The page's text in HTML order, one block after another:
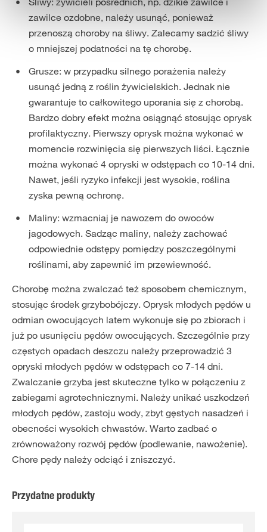
zawilce ozdobne, należy usunąć, ponieważ
przenoszą choroby na śliwy. Zalecamy sadzić śliwy
o mniejszej podatności na tę chorobę.
Grusze: w przypadku silnego porażenia należy
usunąć jedną z roślin żywicielskich. Jednak nie
gwarantuje to całkowitego uporania się z chorobą.
Bardzo dobry efekt można osiągnąć stosując oprysk
profilaktyczny. Pierwszy oprysk można wykonać w
momencie rozwinięcia się pierwszych liści. Łącznie
można wykonać 4 opryski w odstępach co 10-14 dni.
Nawet, jeśli ryzyko infekcji jest wysokie, roślina
zyska pewną ochronę.
Maliny: wzmacniaj je nawozem do owoców
jagodowych. Sadząc maliny, należy zachować
odpowiednie odstępy pomiędzy poszczególnymi
roślinami, aby zapewnić im przewiewność.
Chorobę można zwalczać też sposobem chemicznym,
stosując środek grzybobójczy. Oprysk młodych pędów u
odmian owocujących latem wykonuje się po zbiorach i
już po usunięciu pędów owocujących. Szczególnie przy
częstych opadach deszczu należy przeprowadzić 3
opryski młodych pędów w odstępach co 7-14 dni.
Zwalczanie grzyba jest skuteczne tylko w połączeniu z
zabiegami agrotechnicznymi. Należy unikać uszkodzeń
młodych pędów, zastoju wody, zbyt gęstych nasadzeń i
obecności wysokich chwastów. Warto zadbać o
zrównoważony rozwój pędów (podlewanie, nawożenie).
Chore pędy należy odciąć i zniszczyć.
Przydatne produkty